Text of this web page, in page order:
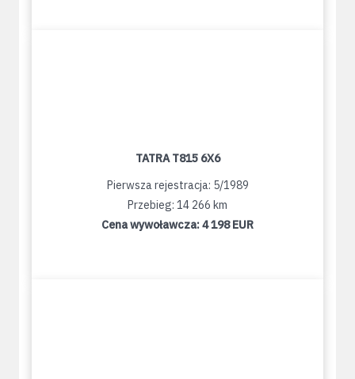
TATRA T815 6X6
Pierwsza rejestracja: 5/1989
Przebieg: 14 266 km
Cena wywoławcza:4 198 EUR